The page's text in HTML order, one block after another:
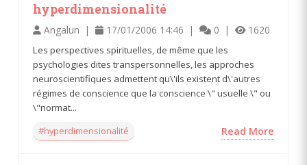
hyperdimensionalité
Angalun | 17/01/2006 14:46 | 0 | 1620
Les perspectives spirituelles, de même que les
psychologies dites transpersonnelles, les approches
neuroscientifiques admettent qu\'ils existent d\'autres
régimes de conscience que la conscience \" usuelle \" ou
\"normat...
#hyperdimensionalité
Read More